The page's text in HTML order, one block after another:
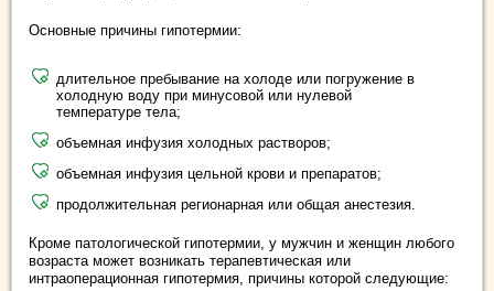
Основные причины гипотермии:
длительное пребывание на холоде или погружение в
холодную воду при минусовой или нулевой
температуре тела;
объемная инфузия холодных растворов;
объемная инфузия цельной крови и препаратов;
продолжительная регионарная или общая анестезия.
Кроме патологической гипотермии, у мужчин и женщин любого
возраста может возникать терапевтическая или
интраоперационная гипотермия, причины которой следующие: